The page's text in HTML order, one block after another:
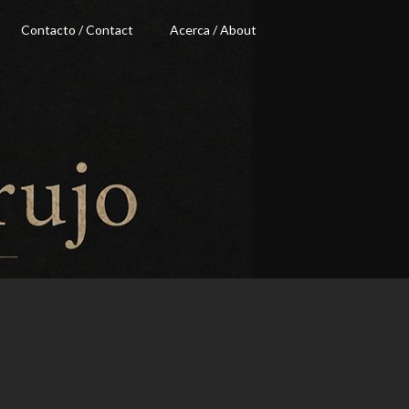
Contacto / Contact Acerca / About